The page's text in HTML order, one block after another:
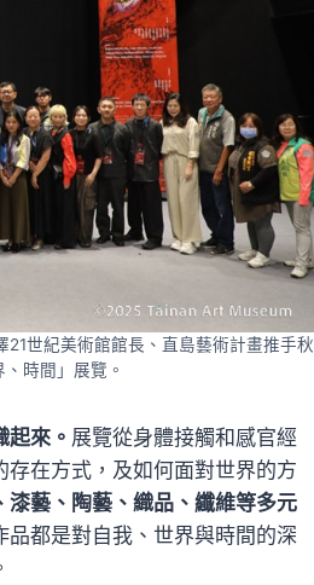
世紀美術館館長、直島藝術計畫推手秋
時間」展覽。
來。 展覽從身體接觸和感官經
在方式，及如何面對世界的方
藝、陶藝、織品、纖維等多元
品都是對自我、世界與時間的深